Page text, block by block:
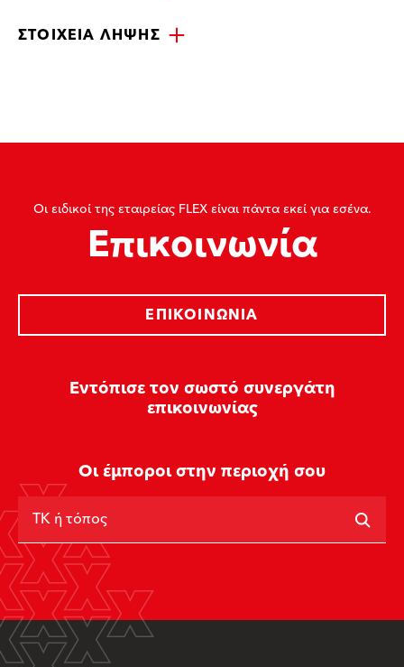
ΣΤΟΙΧΕΊΑ ΛΉΨΗΣ
Οι ειδικοί της εταιρείας FLEX είναι πάντα εκεί για εσένα.
Επικοινωνία
Εντόπισε τον σωστό συνεργάτη
επικοινωνίας
ΕΠΙΚΟΙΝΩΝΊΑ
Οι έμποροι στην περιοχή σου
ΤΚ ή τόπος